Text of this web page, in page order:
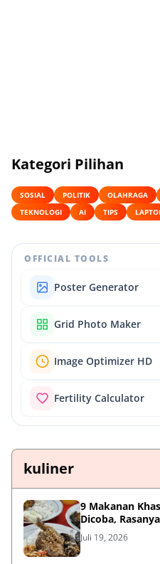
Kategori Pilihan
SOSIAL POLITIK OLAHRAGA
TEKNOLOGI
AI TIPS
OFFICIAL TOOLS
Poster Generator
Grid Photo Maker
Image Optimizer HD
Fertility Calculator
kuliner
9 Makanan
Dicoba,
Juli 19, 2026